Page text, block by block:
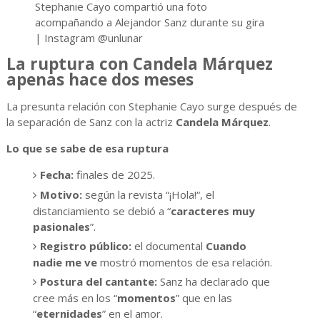
Stephanie Cayo compartió una foto
acompañando a Alejandor Sanz durante su gira
| Instagram @unlunar
La ruptura con Candela Márquez
apenas hace dos meses
La presunta relación con Stephanie Cayo surge después de
la separación de Sanz con la actriz Candela Márquez.
Lo que se sabe de esa ruptura
Fecha: finales de 2025.
Motivo: según la revista “¡Hola!“, el
distanciamiento se debió a “caracteres muy
pasionales”.
Registro público: el documental Cuando
nadie me ve mostró momentos de esa relación.
Postura del cantante: Sanz ha declarado que
cree más en los “momentos” que en las
“eternidades” en el amor.